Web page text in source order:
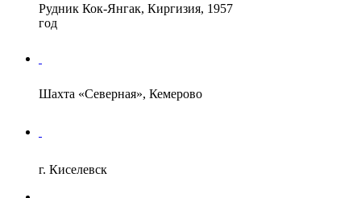
Рудник Кок-Янгак, Киргизия, 1957
год
Шахта «Северная», Кемерово
г. Киселевск